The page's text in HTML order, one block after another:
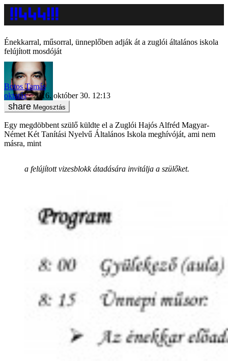
Énekkarral, műsorral, ünneplőben adják át a zuglói általános iskola
felújított mosdóját
Botos Tamás
oktatás
2016. október 30. 12:13
Megosztás
Egy megdöbbent szülő küldte el a Zuglói Hajós Alfréd Magyar-
Német Két Tanítási Nyelvű Általános Iskola meghívóját, ami nem
másra, mint
a felújított vizesblokk átadására invitálja a szülőket.